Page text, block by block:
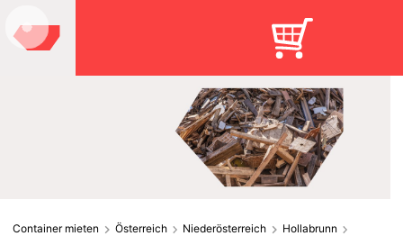
Container mieten Österreich Niederösterreich
Hollabrunn